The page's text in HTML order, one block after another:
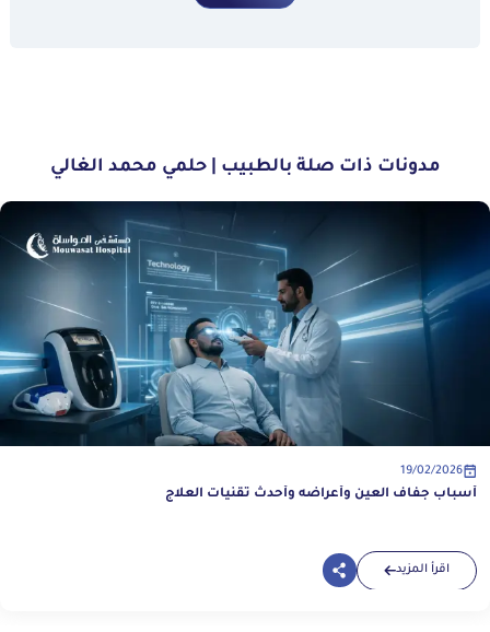
مدونات ذات صلة بالطبيب | حلمي محمد الغالي
19/02/2026
أسباب جفاف العين وأعراضه وأحدث تقنيات العلاج
اقرأ المزيد